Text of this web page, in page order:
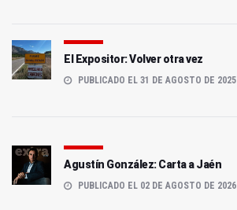
El Expositor: Volver otra vez
PUBLICADO EL 31 DE AGOSTO DE 2025
Agustín González: Carta a Jaén
PUBLICADO EL 02 DE AGOSTO DE 2026